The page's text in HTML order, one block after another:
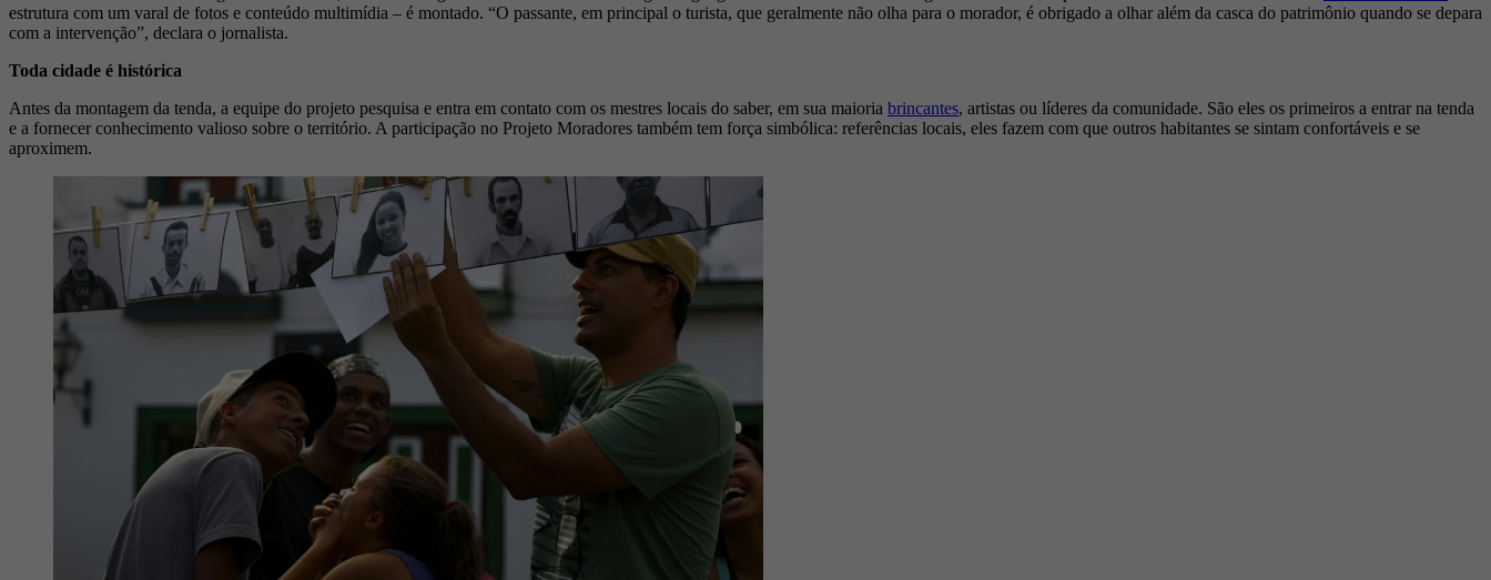
estrutura com um varal de fotos e conteúdo multimídia – é montado. “O passante, em principal o turista, que geralmente não olha para o morador, é obrigado a olhar além da casca do patrimônio quando se depara
com a intervenção”, declara o jornalista.
Toda cidade é histórica
Antes da montagem da tenda, a equipe do projeto pesquisa e entra em contato com os mestres locais do saber, em sua maioria brincantes, artistas ou líderes da comunidade. São eles os primeiros a entrar na tenda
e a fornecer conhecimento valioso sobre o território. A participação no Projeto Moradores também tem força simbólica: referências locais, eles fazem com que outros habitantes se sintam confortáveis e se
aproximem.